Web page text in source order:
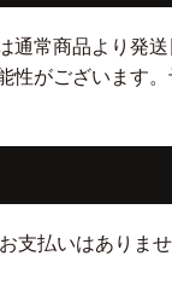
通常商品より発
がございます。
支払いはありませ